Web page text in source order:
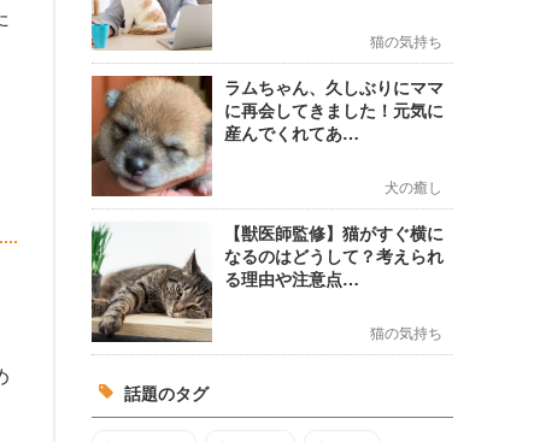
猫の気持ち
ラムちゃん、久しぶりにママ
に再会してきました！元気に
産んでくれてあ…
犬の癒し
【獣医師監修】猫がすぐ横に
なるのはどうして？考えられ
る理由や注意点…
猫の気持ち
話題のタグ